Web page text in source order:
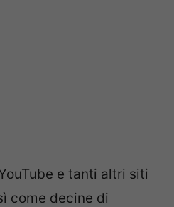
e tanti altri siti
come decine di